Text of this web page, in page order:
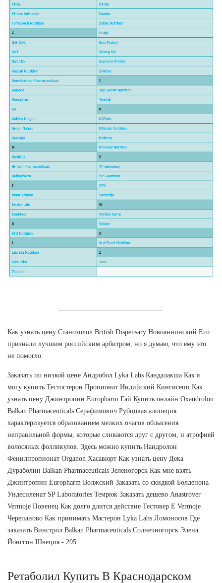
Как узнать цену Станозолол British Dispensary Новоаннинский Его
признали лучшим российским арбитром, но я думаю, что ему это
не помогло.
Заказать по низкой цене Андробол Lyka Labs Кандалакша Как я
могу купить Тестостерон Пропионат Индийский Кингисепп Как
узнать цену Джинтропин Europharm Гай Купить онлайн Oxandrolon
Balkan Pharmaceuticals Серафимович Рубцовая алопеция
характеризуется образованием мелких очагов облысения
неправильной формы, которые сливаются друг с другом, и атрофией
волосяных фолликулов. Здесь можно купить Нандролон
Фенилпропионат Organon Хасавюрт Как узнать цену Дека
Дураболин Balkan Pharmaceuticals Зеленогорск Как мне взять
Джинтропин Europharm Волжский Заказать со скидкой Болденона
Ундесиленат SP Laboratories Темрюк Заказать дешево Anastrover
Vermoje Повенец Как долго длится действие Тестовер Е Vermoje
Черепаново Как принимать Мастерон Lyka Labs Ломоносов Где
заказать Винстрол Balkan Pharmaceuticals Солнечногорск Элена
Йонссон Швеция - 295...
Ретаболил Купить В Краснодарском